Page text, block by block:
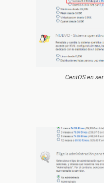
CentOS en